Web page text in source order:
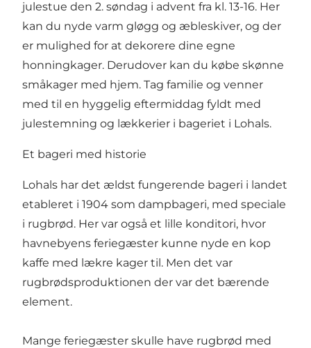
julestue den 2. søndag i advent fra kl. 13-16. Her
kan du nyde varm gløgg og æbleskiver, og der
er mulighed for at dekorere dine egne
honningkager. Derudover kan du købe skønne
småkager med hjem. Tag familie og venner
med til en hyggelig eftermiddag fyldt med
julestemning og lækkerier i bageriet i Lohals.
Et bageri med historie
Lohals har det ældst fungerende bageri i landet
etableret i 1904 som dampbageri, med speciale
i rugbrød. Her var også et lille konditori, hvor
havnebyens feriegæster kunne nyde en kop
kaffe med lækre kager til. Men det var
rugbrødsproduktionen der var det bærende
element.
Mange feriegæster skulle have rugbrød med